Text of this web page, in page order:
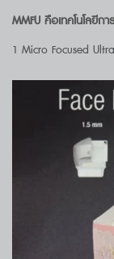
MMFU คือเทคโนโลยี
1 Micro Focused